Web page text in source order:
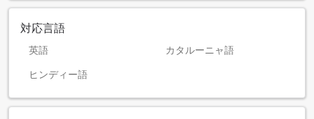
対応言語
英語 カタルーニャ語
ヒンディー語